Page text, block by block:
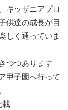
キッザニアプロ
供達の成長が目
しく通っていま
つつあります
甲子園へ行って
載